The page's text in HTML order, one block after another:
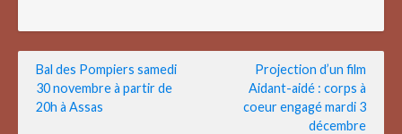
Navigation
de
Bal des Pompiers samedi
30 novembre à partir de
20h à Assas
Projection d’un film
Aidant-aidé : corps à
coeur engagé mardi 3
décembre